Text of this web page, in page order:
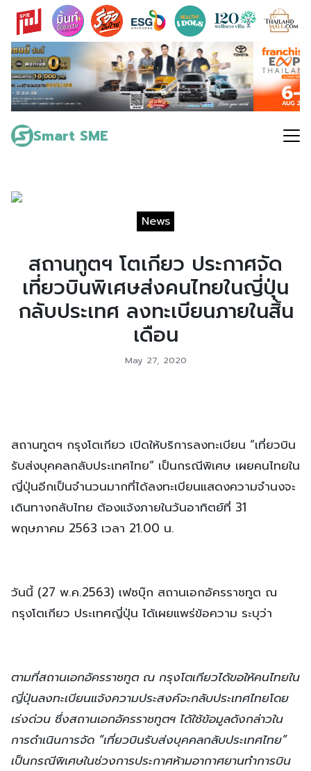
Skip
content
Smart SME
Search
for:
News
สถานทูตฯ โตเกียว ประกาศจัด
เที่ยวบินพิเศษส่งคนไทยในญี่ปุ่น
กลับประเทศ ลงทะเบียนภายในสิ้น
เดือน
May 27, 2020
สถานทูตฯ กรุงโตเกียว เปิดให้บริการลงทะเบียน “เที่ยวบิน
รับส่งบุคคลกลับประเทศไทย” เป็นกรณีพิเศษ เผยคนไทยใน
ญี่ปุ่นอีกเป็นจำนวนมากที่ได้ลงทะเบียนแสดงความจำนงจะ
เดินทางกลับไทย ต้องแจ้งภายในวันอาทิตย์ที่ 31
พฤษภาคม 2563 เวลา 21.00 น.
วันนี้ (27 พ.ค.2563) เฟซบุ๊ก สถานเอกอัครราชทูต ณ
กรุงโตเกียว ประเทศญี่ปุ่น ได้เผยแพร่ข้อความ ระบุว่า
ตามที่สถานเอกอัครราชทูต ณ กรุงโตเกียวได้ขอให้คนไทยใน
ญี่ปุ่นลงทะเบียนแจ้งความประสงค์จะกลับประเทศไทยโดย
เร่งด่วน ซึ่งสถานเอกอัครราชทูตฯ ได้ใช้ข้อมูลดังกล่าวใน
การดำเนินการจัด “เที่ยวบินรับส่งบุคคลกลับประเทศไทย”
เป็นกรณีพิเศษในช่วงการประกาศห้ามอากาศยานทำการบิน